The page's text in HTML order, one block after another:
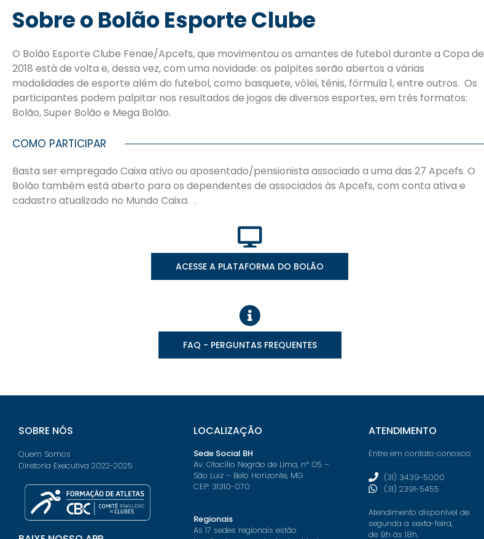
Sobre o Bolão Esporte Clube
O Bolão Esporte Clube Fenae/Apcefs, que movimentou os amantes de futebol durante a Copa de
2018 está de volta e, dessa vez, com uma novidade: os palpites serão abertos a várias
modalidades de esporte além do futebol, como basquete, vôlei, tênis, fórmula 1, entre outros. Os
participantes podem palpitar nos resultados de jogos de diversos esportes, em três formatos:
Bolão, Super Bolão e Mega Bolão.
COMO PARTICIPAR
Basta ser empregado Caixa ativo ou aposentado/pensionista associado a uma das 27 Apcefs. O
Bolão também está aberto para os dependentes de associados às Apcefs, com conta ativa e
cadastro atualizado no Mundo Caixa. .
ACESSE A PLATAFORMA DO BOLÃO
FAQ - PERGUNTAS FREQUENTES
SOBRE NÓS
Quem Somos
Diretoria Executiva 2022-2025
LOCALIZAÇÃO
Sede Social BH
Av. Otacílio Negrão de Lima, nº 05 –
São Luiz – Belo Horizonte, MG
CEP: 31310-070
Regionais
As 17 sedes regionais estão
ATENDIMENTO
Entre em contato conosco:
(31) 3439-5000
(31) 2391-5455
Atendimento disponível de
segunda a sexta-feira,
de 9h às 18h.